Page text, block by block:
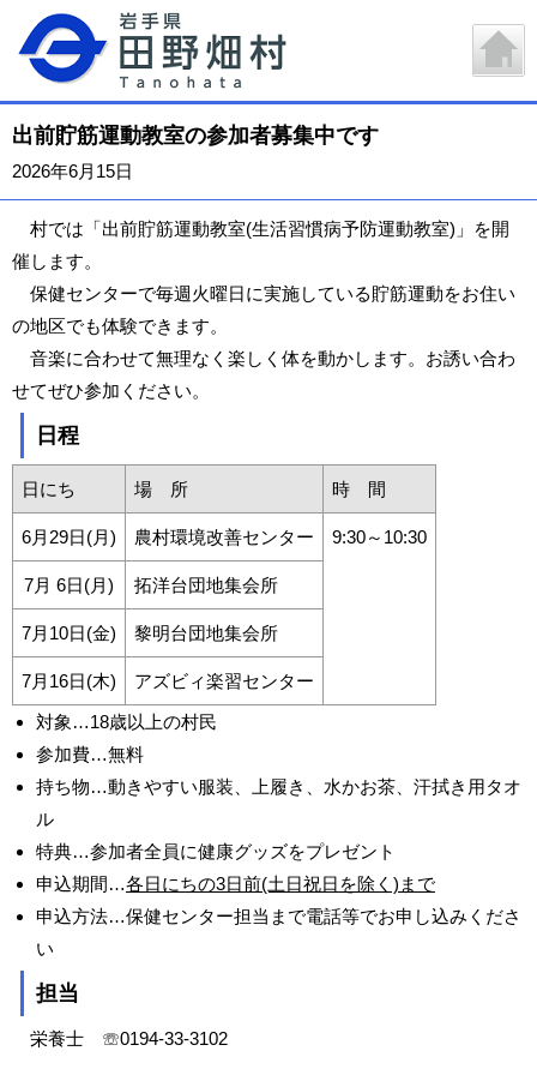
出前貯筋運動教室の参加者募集中です
2026年6月15日
村では「出前貯筋運動教室(生活習慣病予防運動教室)」を開
催します。
保健センターで毎週火曜日に実施している貯筋運動をお住い
の地区でも体験できます。
音楽に合わせて無理なく楽しく体を動かします。お誘い合わ
せてぜひ参加ください。
日程
日にち 場 所 時 間
6月29日(月) 農村環境改善センター 9:30～10:30
7月 6日(月) 拓洋台団地集会所
7月10日(金) 黎明台団地集会所
7月16日(木)
アズビィ楽習センター
対象…18歳以上の村民
参加費…無料
持ち物…動きやすい服装、上履き、水かお茶、汗拭き用タオ
ル
特典…参加者全員に健康グッズをプレゼント
申込期間…各日にちの3日前(土日祝日を除く)まで
申込方法…保健センター担当まで電話等でお申し込みくださ
い
担当
栄養士 ☏0194-33-3102